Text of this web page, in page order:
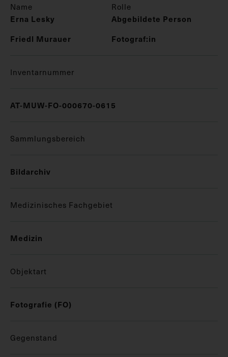
Name Rolle
Erna Lesky
Abgebildete Person
Friedl Murauer
Fotograf:in
Inventarnummer
AT-MUW-FO-000670-0615
Sammlungsbereich
Bildarchiv
Medizinisches Fachgebiet
Medizin
Objektart
Fotografie (FO)
Gegenstand